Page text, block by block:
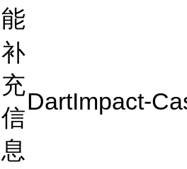
能
补
充
信
息
DartImpact-